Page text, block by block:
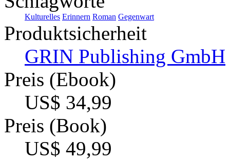
Kulturelles Erinnern Roman Gegenwart
Produktsicherheit
GRIN Publishing GmbH
Preis (Ebook)
US$ 34,99
Preis (Book)
US$ 49,99